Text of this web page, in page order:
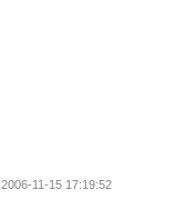
2006-11-15 17:19:52